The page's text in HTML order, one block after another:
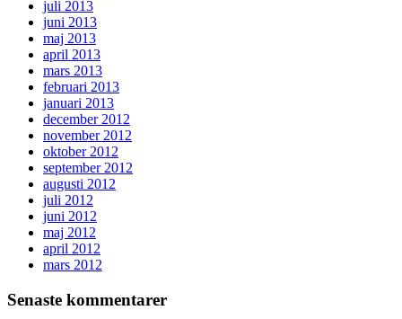
juli 2013
juni 2013
maj 2013
april 2013
mars 2013
februari 2013
januari 2013
december 2012
november 2012
oktober 2012
september 2012
augusti 2012
juli 2012
juni 2012
maj 2012
april 2012
mars 2012
Senaste kommentarer